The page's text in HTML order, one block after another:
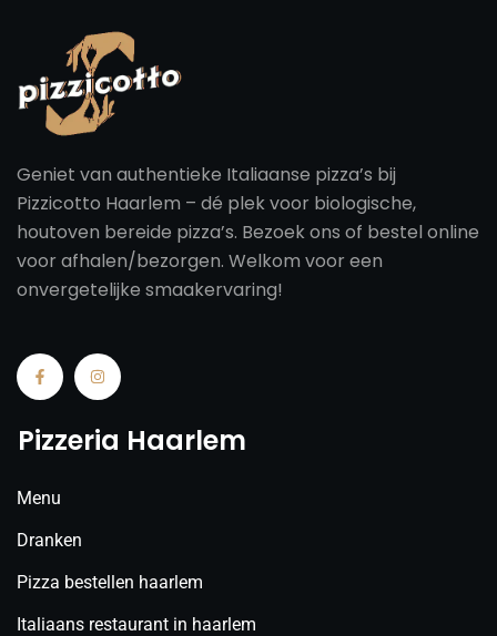
Geniet van authentieke Italiaanse pizza’s bij
Pizzicotto Haarlem – dé plek voor biologische,
houtoven bereide pizza’s. Bezoek ons of bestel online
voor afhalen/bezorgen. Welkom voor een
onvergetelijke smaakervaring!
Pizzeria Haarlem
Menu
Dranken
Pizza bestellen haarlem
Italiaans restaurant in haarlem